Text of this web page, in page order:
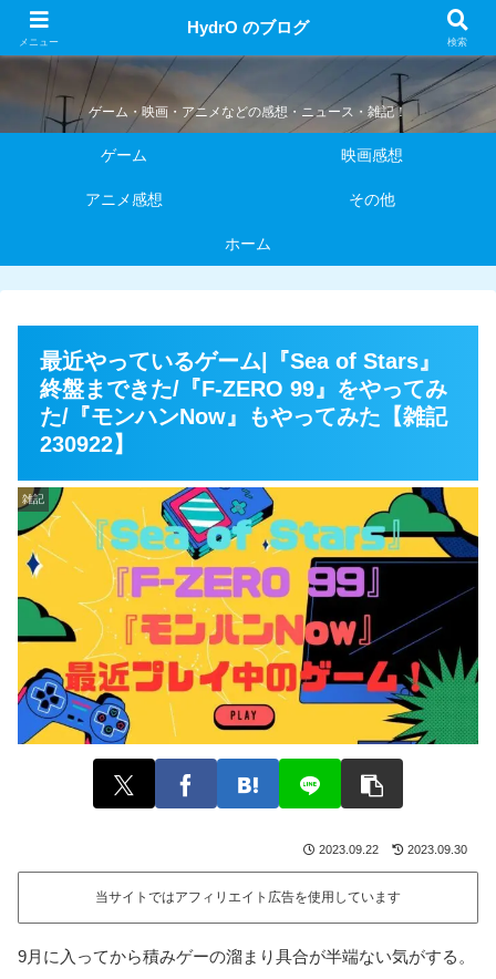
HydrO のブログ
ゲーム・映画・アニメなどの感想・ニュース・雑記！
ゲーム 映画感想
アニメ感想 その他
ホーム
最近やっているゲーム|『Sea of Stars』
終盤まできた/『F-ZERO 99』をやってみ
た/『モンハンNow』もやってみた【雑記
230922】
雑記
2023.09.22 2023.09.30
当サイトではアフィリエイト広告を使用しています
9月に入ってから積みゲーの溜まり具合が半端ない気がする。
メニュー
HydrO のブログ
検索